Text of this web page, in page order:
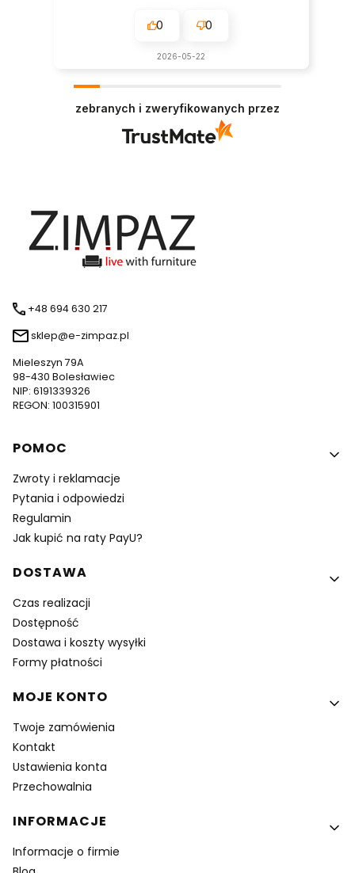
0 0
2026-05-22
zebranych i zweryfikowanych przez
+48 694 630 217
sklep@e-zimpaz.pl
Mieleszyn 79A
98-430 Bolesławiec
NIP: 6191339326
REGON: 100315901
Linki w stopce
POMOC
Zwroty i reklamacje
Pytania i odpowiedzi
Regulamin
Jak kupić na raty PayU?
DOSTAWA
Czas realizacji
Dostępność
Dostawa i koszty wysyłki
Formy płatności
MOJE KONTO
Twoje zamówienia
Kontakt
Ustawienia konta
Przechowalnia
INFORMACJE
Informacje o firmie